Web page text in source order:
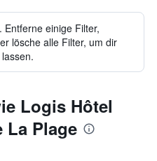
Entferne einige Filter,
lösche alle Filter, um dir
Logis Hôtel
La Plage